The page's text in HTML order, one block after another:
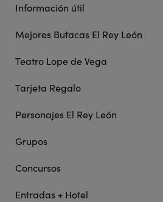
Información útil
Mejores Butacas El Rey León
Teatro Lope de Vega
Tarjeta Regalo
Personajes El Rey León
Grupos
Concursos
Entradas + Hotel